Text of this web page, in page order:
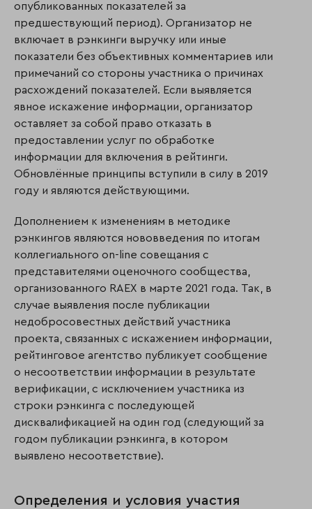
опубликованных показателей за
предшествующий период). Организатор не
включает в рэнкинги выручку или иные
показатели без объективных комментариев или
примечаний со стороны участника о причинах
расхождений показателей. Если выявляется
явное искажение информации, организатор
оставляет за собой право отказать в
предоставлении услуг по обработке
информации для включения в рейтинги.
Обновлённые принципы вступили в силу в 2019
году и являются действующими.
Дополнением к изменениям в методике
рэнкингов являются нововведения по итогам
коллегиального on-line совещания с
представителями оценочного сообщества,
организованного RAEX в марте 2021 года. Так, в
случае выявления после публикации
недобросовестных действий участника
проекта, связанных с искажением информации,
рейтинговое агентство публикует сообщение
о несоответствии информации в результате
верификации, с исключением участника из
строки рэнкинга с последующей
дисквалификацией на один год (следующий за
годом публикации рэнкинга, в котором
выявлено несоответствие).
Определения и условия участия